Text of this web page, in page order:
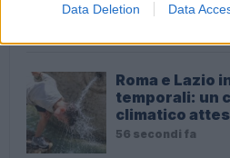
Data Deletion Data
Roma e Lazio
temporali: un
climatico
56 secondi fa